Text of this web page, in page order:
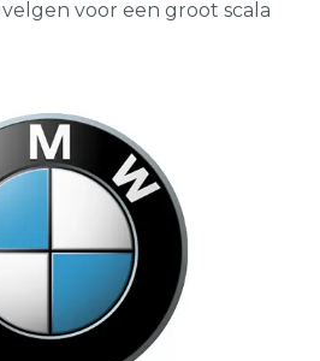
voor een groot scala